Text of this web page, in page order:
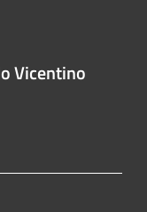
Vicentino